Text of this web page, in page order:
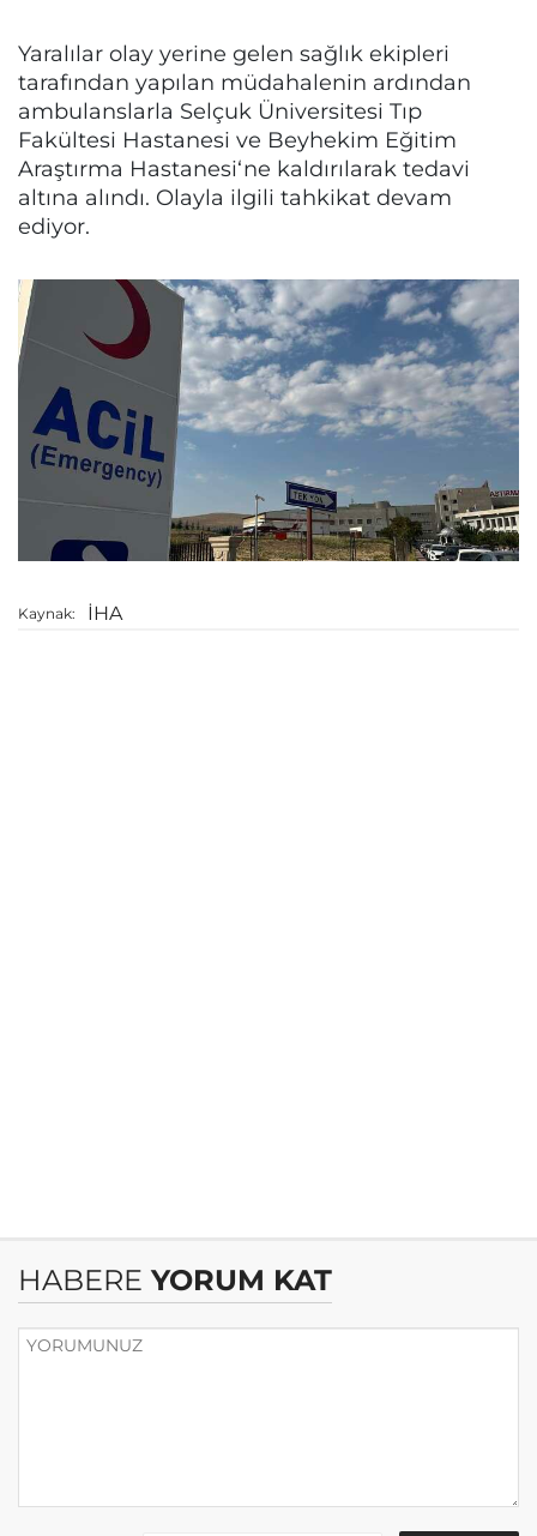
Yaralılar olay yerine gelen sağlık ekipleri
tarafından yapılan müdahalenin ardından
ambulanslarla Selçuk Üniversitesi Tıp
Fakültesi Hastanesi ve Beyhekim Eğitim
Araştırma Hastanesi‘ne kaldırılarak tedavi
altına alındı. Olayla ilgili tahkikat devam
ediyor.
Kaynak: İHA
HABERE YORUM KAT